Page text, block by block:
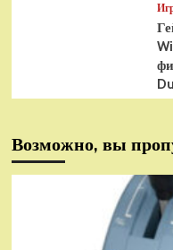
Возможно, вы